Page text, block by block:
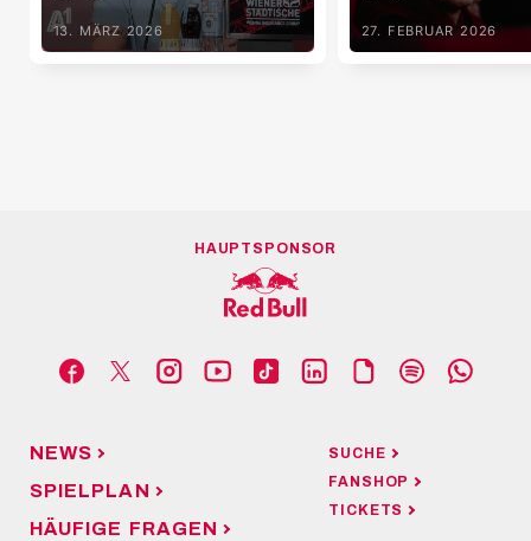
13. MÄRZ 2026 27. FEBRUAR 2026
HAUPTSPONSOR
NEWS
SPIELPLAN
HÄUFIGE FRAGEN
SUCHE
FANSHOP
TICKETS